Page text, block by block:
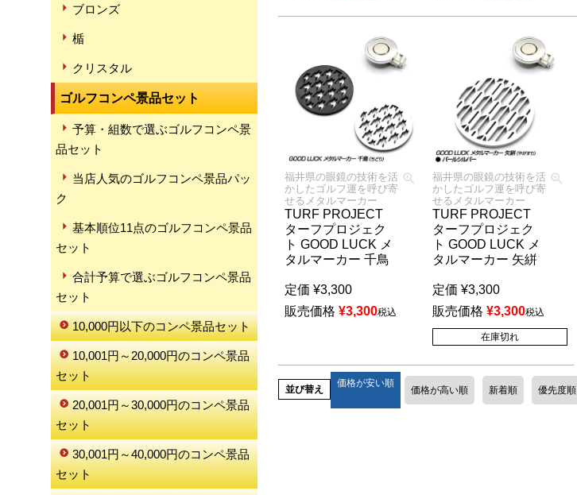
ブロンズ
楯
クリスタル
ゴルフコンペ景品セット
予算・組数で選ぶゴルフコンペ景
品セット
当店人気のゴルフコンペ景品パッ
ク
基本順位11点のゴルフコンペ景品
セット
合計予算で選ぶゴルフコンペ景品
セット
10,000円以下のコンペ景品セット
10,001円～20,000円のコンペ景品
セット
20,001円～30,000円のコンペ景品
セット
30,001円～40,000円のコンペ景品
セット
福井県の眼鏡の技術を活
かしたゴルフ運を呼び寄
せるメタルマーカー
TURF PROJECT
ターフプロジェク
ト GOOD LUCK メ
タルマーカー 千鳥
定価 ¥3,300
販売価格 ¥3,300税込
福井県の眼鏡の技術を活
かしたゴルフ運を呼び寄
せるメタルマーカー
TURF PROJECT
ターフプロジェク
ト GOOD LUCK メ
タルマーカー 矢絣
定価 ¥3,300
販売価格 ¥3,300税込
在庫切れ
並び替え
価格が安い順
価格が高い順 新着順 優先度順